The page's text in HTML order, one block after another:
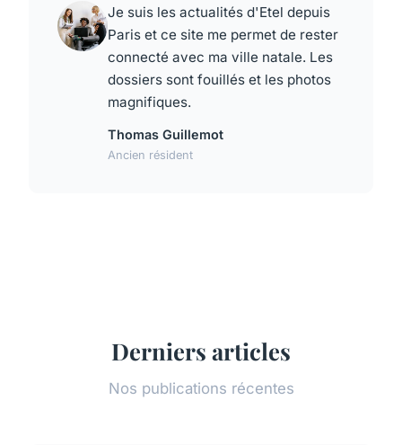
Je suis les actualités d'Etel depuis
Paris et ce site me permet de rester
connecté avec ma ville natale. Les
dossiers sont fouillés et les photos
magnifiques.
Thomas Guillemot
Ancien résident
Derniers articles
Nos publications récentes